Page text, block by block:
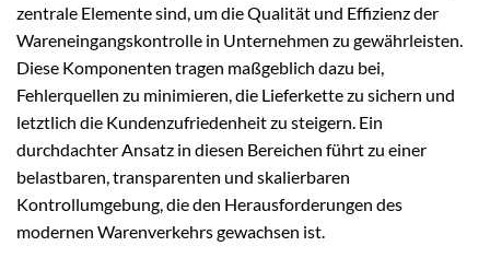
zentrale Elemente sind, um die Qualität und Effizienz der
Wareneingangskontrolle in Unternehmen zu gewährleisten.
Diese Komponenten tragen maßgeblich dazu bei,
Fehlerquellen zu minimieren, die Lieferkette zu sichern und
letztlich die Kundenzufriedenheit zu steigern. Ein
durchdachter Ansatz in diesen Bereichen führt zu einer
belastbaren, transparenten und skalierbaren
Kontrollumgebung, die den Herausforderungen des
modernen Warenverkehrs gewachsen ist.